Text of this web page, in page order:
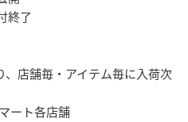
終了
店舗毎・アイテム毎に入荷次
ート各店舗